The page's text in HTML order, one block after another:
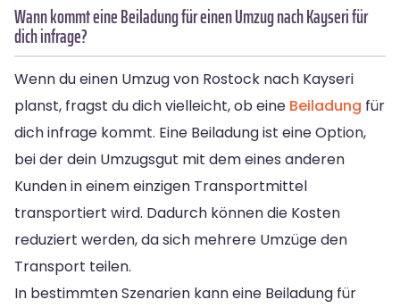
Wann kommt eine Beiladung für einen Umzug nach Kayseri für
dich infrage?
Wenn du einen Umzug von Rostock nach Kayseri
planst, fragst du dich vielleicht, ob eine Beiladung für
dich infrage kommt. Eine Beiladung ist eine Option,
bei der dein Umzugsgut mit dem eines anderen
Kunden in einem einzigen Transportmittel
transportiert wird. Dadurch können die Kosten
reduziert werden, da sich mehrere Umzüge den
Transport teilen.
In bestimmten Szenarien kann eine Beiladung für